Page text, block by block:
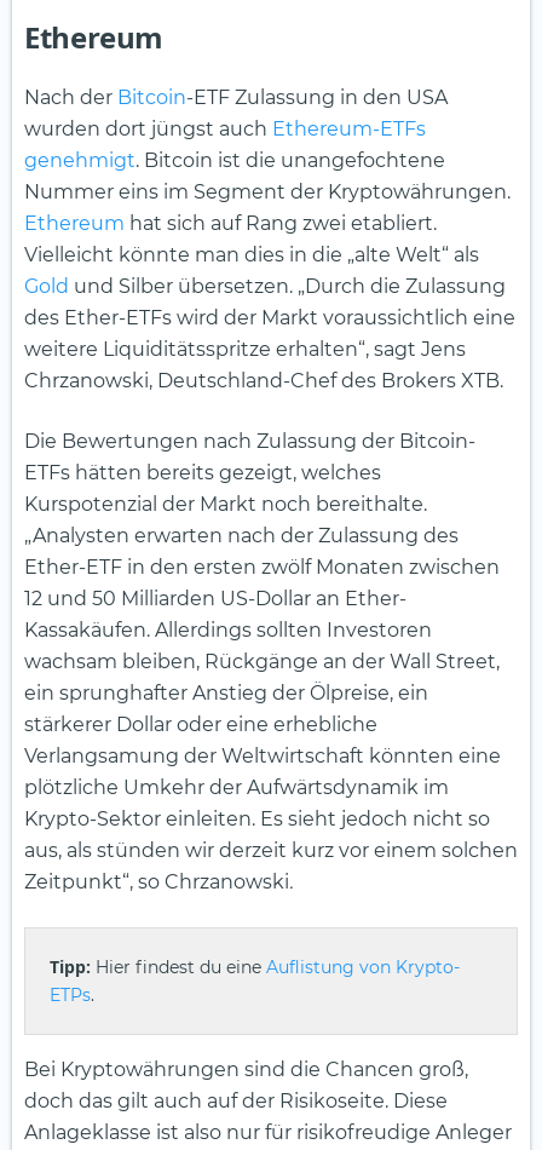
Ethereum
Nach der Bitcoin-ETF Zulassung in den USA
wurden dort jüngst auch Ethereum-ETFs
genehmigt. Bitcoin ist die unangefochtene
Nummer eins im Segment der Kryptowährungen.
Ethereum hat sich auf Rang zwei etabliert.
Vielleicht könnte man dies in die „alte Welt“ als
Gold und Silber übersetzen. „Durch die Zulassung
des Ether-ETFs wird der Markt voraussichtlich eine
weitere Liquiditätsspritze erhalten“, sagt Jens
Chrzanowski, Deutschland-Chef des Brokers XTB.
Die Bewertungen nach Zulassung der Bitcoin-
ETFs hätten bereits gezeigt, welches
Kurspotenzial der Markt noch bereithalte.
„Analysten erwarten nach der Zulassung des
Ether-ETF in den ersten zwölf Monaten zwischen
12 und 50 Milliarden US-Dollar an Ether-
Kassakäufen. Allerdings sollten Investoren
wachsam bleiben, Rückgänge an der Wall Street,
ein sprunghafter Anstieg der Ölpreise, ein
stärkerer Dollar oder eine erhebliche
Verlangsamung der Weltwirtschaft könnten eine
plötzliche Umkehr der Aufwärtsdynamik im
Krypto-Sektor einleiten. Es sieht jedoch nicht so
aus, als stünden wir derzeit kurz vor einem solchen
Zeitpunkt“, so Chrzanowski.
Tipp: Hier findest du eine Auflistung von Krypto-
ETPs.
Bei Kryptowährungen sind die Chancen groß,
doch das gilt auch auf der Risikoseite. Diese
Anlageklasse ist also nur für risikofreudige Anleger